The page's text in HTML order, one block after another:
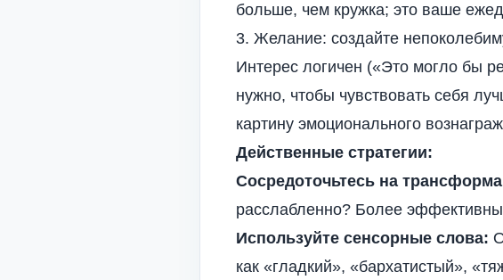
больше, чем кружка; это ваше
3. Желание: создайте
Интерес логичен («Это могло бы
нужно, чтобы чувствовать себя
картину эмоционального
Действенные стратегии:
Сосредоточьтесь на
расслабленно? Более
Используйте сенсорные слова:
как «гладкий», «бархатистый»,